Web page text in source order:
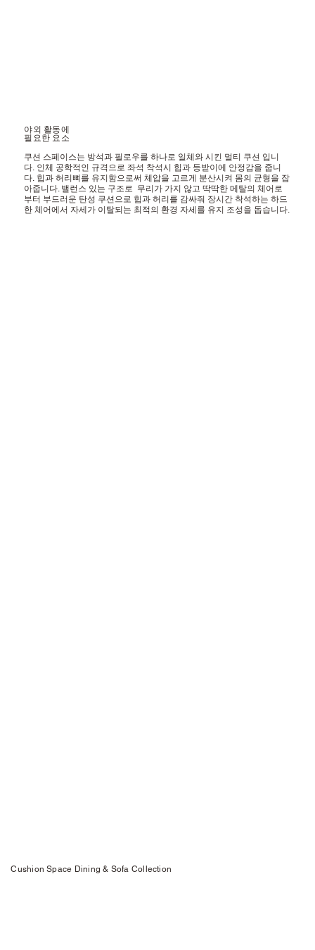
야외 활동에
​필요한 요소
쿠션 스페이스는 방석과 필로우를 하나로 일체와 시킨 멀티 쿠션 입니
다. 인체 공학적인 규격으로 좌석 착석시 힙과 등받이에 안정감을 줍니
다. 힙과 허리뼈를 유지함으로써 체압을 고르게 분산시켜 몸의 균형을 잡
아줍니다. 밸런스 있는 구조로 무리가 가지 않고 딱딱한 메탈의 체어로
부터 부드러운 탄성 쿠션으로 힙과 허리를 감싸줘 장시간 착석하는 하드
한 체어에서 자세가 이탈되는 최적의 환경 자세를 유지 조성을 돕습니다.
Cushion Space Dining & Sofa Collection